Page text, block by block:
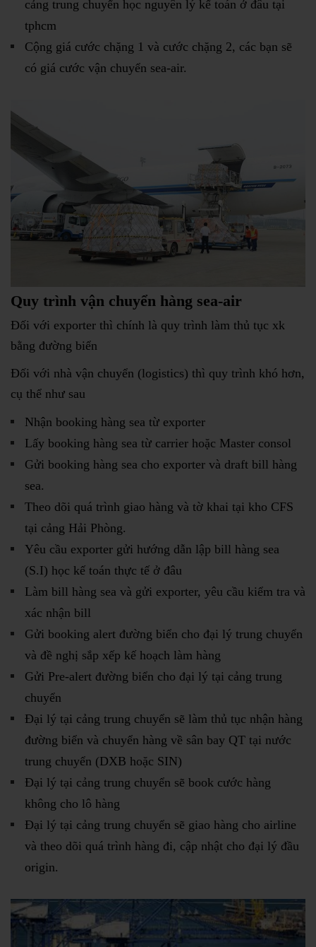
cảng trung chuyển học nguyên lý kế toán ở đâu tại
tphcm
Cộng giá cước chặng 1 và cước chặng 2, các bạn sẽ
có giá cước vận chuyển sea-air.
Quy trình vận chuyển hàng sea-air
Đối với exporter thì chính là quy trình làm thủ tục xk
bằng đường biển
Đối với nhà vận chuyển (logistics) thì quy trình khó hơn,
cụ thể như sau
Nhận booking hàng sea từ exporter
Lấy booking hàng sea từ carrier hoặc Master consol
Gửi booking hàng sea cho exporter và draft bill hàng
sea.
Theo dõi quá trình giao hàng và tờ khai tại kho CFS
tại cảng Hải Phòng.
Yêu cầu exporter gửi hướng dẫn lập bill hàng sea
(S.I) học kế toán thực tế ở đâu
Làm bill hàng sea và gửi exporter, yêu cầu kiểm tra và
xác nhận bill
Gửi booking alert đường biển cho đại lý trung chuyển
và đề nghị sắp xếp kế hoạch làm hàng
Gửi Pre-alert đường biển cho đại lý tại cảng trung
chuyển
Đại lý tại cảng trung chuyển sẽ làm thủ tục nhận hàng
đường biển và chuyển hàng về sân bay QT tại nước
trung chuyển (DXB hoặc SIN)
Đại lý tại cảng trung chuyển sẽ book cước hàng
không cho lô hàng
Đại lý tại cảng trung chuyển sẽ giao hàng cho airline
và theo dõi quá trình hàng đi, cập nhật cho đại lý đầu
origin.